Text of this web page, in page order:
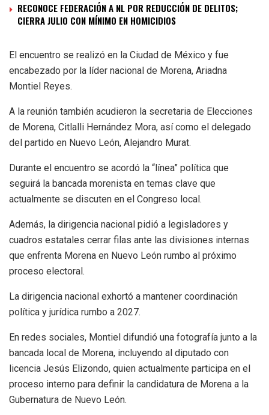
RECONOCE FEDERACIÓN A NL POR REDUCCIÓN DE DELITOS;
CIERRA JULIO CON MÍNIMO EN HOMICIDIOS
El encuentro se realizó en la Ciudad de México y fue
encabezado por la líder nacional de Morena, Ariadna
Montiel Reyes.
A la reunión también acudieron la secretaria de Elecciones
de Morena, Citlalli Hernández Mora, así como el delegado
del partido en Nuevo León, Alejandro Murat.
Durante el encuentro se acordó la “línea” política que
seguirá la bancada morenista en temas clave que
actualmente se discuten en el Congreso local.
Además, la dirigencia nacional pidió a legisladores y
cuadros estatales cerrar filas ante las divisiones internas
que enfrenta Morena en Nuevo León rumbo al próximo
proceso electoral.
La dirigencia nacional exhortó a mantener coordinación
política y jurídica rumbo a 2027.
En redes sociales, Montiel difundió una fotografía junto a la
bancada local de Morena, incluyendo al diputado con
licencia Jesús Elizondo, quien actualmente participa en el
proceso interno para definir la candidatura de Morena a la
Gubernatura de Nuevo León.